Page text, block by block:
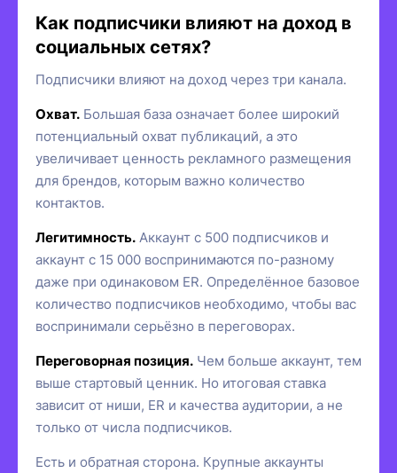
Как подписчики влияют на доход в
социальных сетях?
Подписчики влияют на доход через три канала.
Охват. Большая база означает более широкий
потенциальный охват публикаций, а это
увеличивает ценность рекламного размещения
для брендов, которым важно количество
контактов.
Легитимность. Аккаунт с 500 подписчиков и
аккаунт с 15 000 воспринимаются по-разному
даже при одинаковом ER. Определённое базовое
количество подписчиков необходимо, чтобы вас
воспринимали серьёзно в переговорах.
Переговорная позиция. Чем больше аккаунт, тем
выше стартовый ценник. Но итоговая ставка
зависит от ниши, ER и качества аудитории, а не
только от числа подписчиков.
Есть и обратная сторона. Крупные аккаунты